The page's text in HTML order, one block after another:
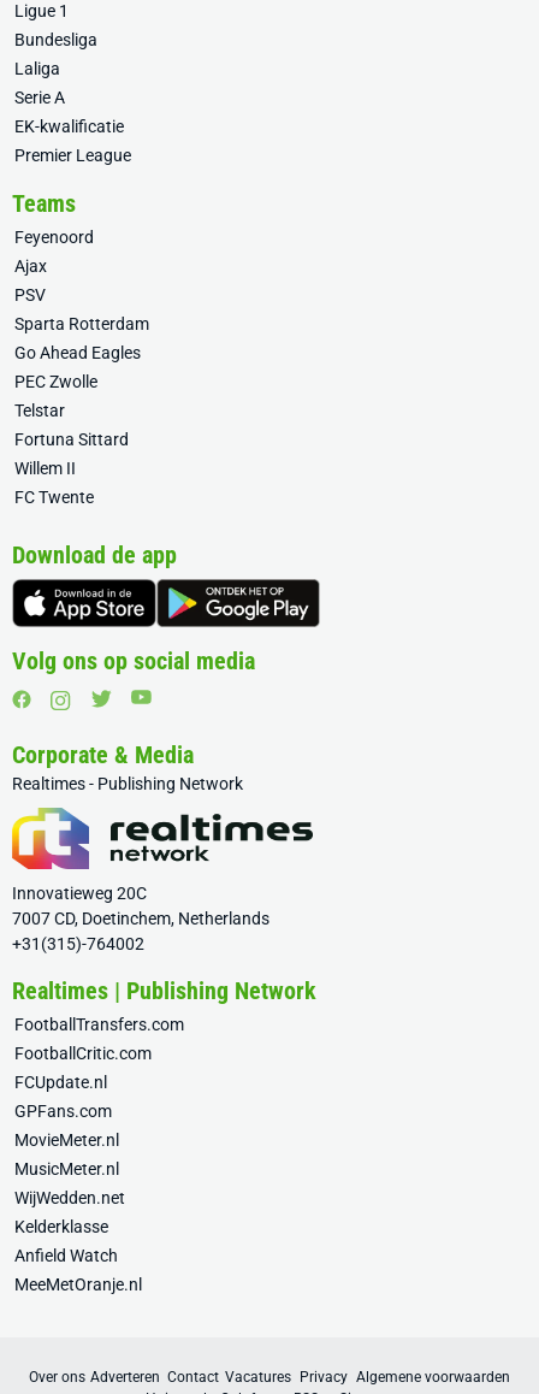
Ligue 1
Bundesliga
Laliga
Serie A
EK-kwalificatie
Premier League
Teams
Feyenoord
Ajax
PSV
Sparta Rotterdam
Go Ahead Eagles
PEC Zwolle
Telstar
Fortuna Sittard
Willem II
FC Twente
Download de app
Volg ons op social media
Corporate & Media
Realtimes - Publishing Network
Innovatieweg 20C
7007 CD, Doetinchem, Netherlands
+31(315)-764002
Realtimes | Publishing Network
FootballTransfers.com
FootballCritic.com
FCUpdate.nl
GPFans.com
MovieMeter.nl
MusicMeter.nl
WijWedden.net
Kelderklasse
Anfield Watch
MeeMetOranje.nl
Over ons Adverteren Contact Vacatures Privacy Algemene voorwaarden